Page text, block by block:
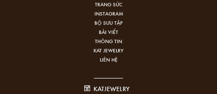
TRANG SỨC
INSTAGRAM
BỘ SƯU TẬP
BÀI VIẾT
THÔNG TIN
KAT JEWELRY
LIÊN HỆ
KATJEWELRY